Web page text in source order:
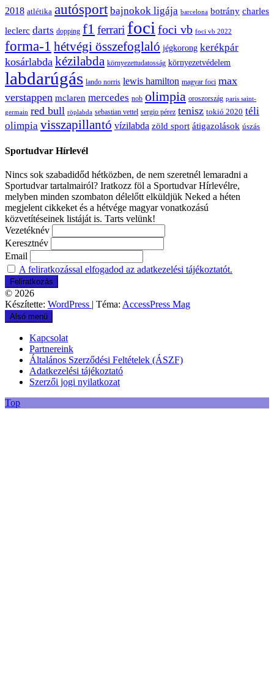
2018 atlétika autósport bajnokok ligája barcelona botrány charles
leclerc darts dopping f1 ferrari foci foci vb foci vb 2022
forma-1 hétvégi összefoglaló jégkorong kerékpár
kosárlabda kézilabda környezettudatosság környezetvédelem
labdarúgás lando norris lewis hamilton magyar foci max
verstappen mclaren mercedes nob olimpia oroszország paris saint-
germain red bull röplabda sebastian vettel sergio pérez tenisz tokió 2020 téli
olimpia visszapillantó vízilabda zöld sport átigazolások úszás
Sportudvar Hírlevél
Nincs sok szabadidőd hétközben, de nem szeretnél lemaradni a
Sportudvar tartalmairól? Iratkozz föl a Sportudvar Hírlevélre,
melyben minden szombaton délelőtt elküldjük Neked a héten
megjelent cikkeket és a hétvége magyar vonatkozású
közvetítéseinek listáját is. Tarts velünk!
Vezetéknév
Keresztnév
Email
A feliratkozással elfogadod az adatkezelési tájékoztatót.
© 2026
Készítette: WordPress | Téma: AccessPress Mag
Alsó menü
Kapcsolat
Partnereink
Általános Szerződési Feltételek (ÁSZF)
Adatkezelési tájékoztató
Szerzői jogi nyilatkozat
Top